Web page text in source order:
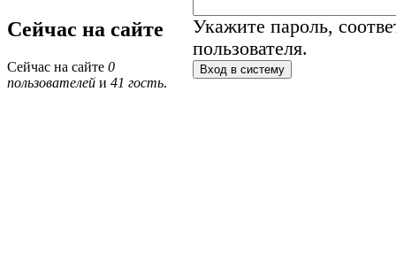
Сейчас на сайте
Сейчас на сайте 0
пользователей и 41 гость.
Укажите пароль,
пользователя.